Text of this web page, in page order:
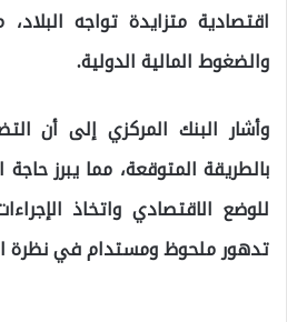
اقتصادية متزايدة تواجه
والضغوط المالية الدولية.
وأشار البنك المركزي إلى أن
بالطريقة المتوقعة، مما يبرز
للوضع الاقتصادي واتخاذ
تدهور ملحوظ ومستدام في نظرة